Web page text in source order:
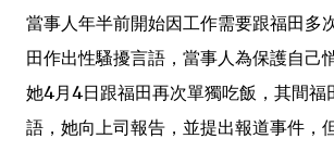
當事人年半前開始因工作需要跟福田多
田作出性騷擾言語，當事人為保護自己
她4月4日跟福田再次單獨吃飯，其間福
語，她向上司報告，並提出報道事件，